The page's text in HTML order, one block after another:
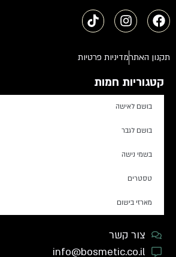
תקנון האתרמדיניות פרטיות
קטגוריות חמות
בושם לאישה
בושם לגבר
בשמי נישה
טסטרים
מארזי בישום
צור קשר
info@bosmetic.co.il